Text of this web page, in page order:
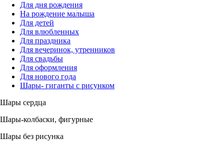
Для дня рождения
На рождение малыша
Для детей
Для влюбленных
Для праздника
Для вечеринок, утренников
Для свадьбы
Для оформления
Для нового года
Шары- гиганты с рисунком
Шары сердца
Шары-колбаски, фигурные
Шары без рисунка